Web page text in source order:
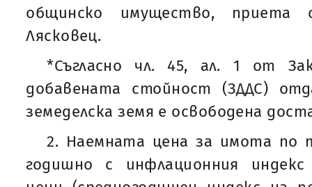
общинско имущество,
Лясковец.
*Съгласно чл. 45, ал. 1 от
добавената стойност (ЗДДС)
земеделска земя е освободена
2. Наемната цена за имота по
годишно с инфлационния